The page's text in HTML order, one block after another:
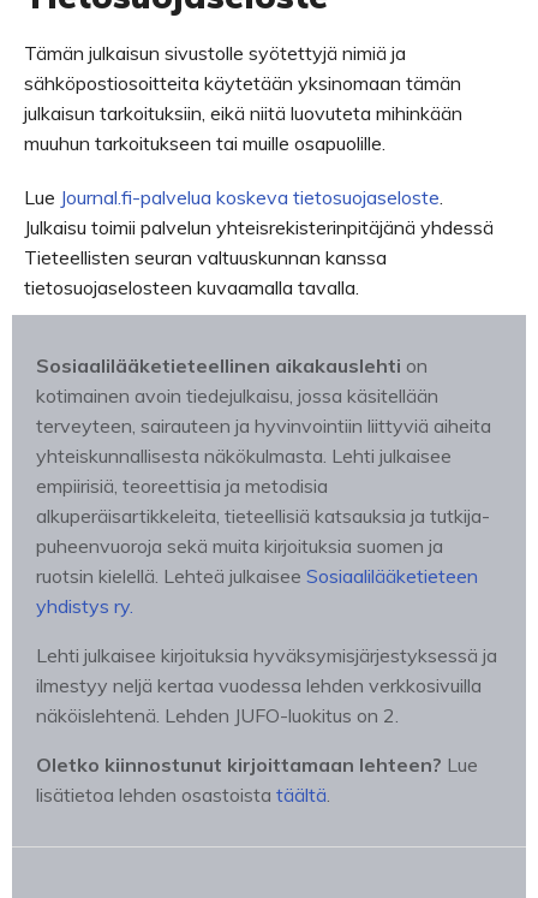
Tämän julkaisun sivustolle syötettyjä nimiä ja
sähköpostiosoitteita käytetään yksinomaan tämän
julkaisun tarkoituksiin, eikä niitä luovuteta mihinkään
muuhun tarkoitukseen tai muille osapuolille.
Lue Journal.fi-palvelua koskeva tietosuojaseloste.
Julkaisu toimii palvelun yhteisrekisterinpitäjänä yhdessä
Tieteellisten seuran valtuuskunnan kanssa
tietosuojaselosteen kuvaamalla tavalla.
Sosiaalilääketieteellinen aikakauslehti on
kotimainen avoin tiedejulkaisu, jossa käsitellään
terveyteen, sairauteen ja hyvinvointiin liittyviä aiheita
yhteiskunnallisesta näkökulmasta. Lehti julkaisee
empiirisiä, teoreettisia ja metodisia
alkuperäisartikkeleita, tieteellisiä katsauksia ja tutkija-
puheenvuoroja sekä muita kirjoituksia suomen ja
ruotsin kielellä. Lehteä julkaisee Sosiaalilääketieteen
yhdistys ry.
Lehti julkaisee kirjoituksia hyväksymisjärjestyksessä ja
ilmestyy neljä kertaa vuodessa lehden verkkosivuilla
näköislehtenä. Lehden JUFO-luokitus on 2.
Oletko kiinnostunut kirjoittamaan lehteen? Lue
lisätietoa lehden osastoista täältä.